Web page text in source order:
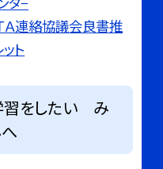
Ａ連絡協議会良書推
ト
習をしたい み